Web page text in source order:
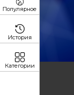
Популярное
История
Категории